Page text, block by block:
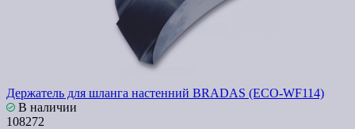
Держатель для шланга настенний BRADAS (ECO-WF114)
В наличии
108272